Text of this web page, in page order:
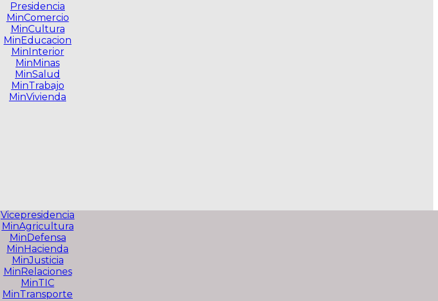
Presidencia
MinComercio
MinCultura
MinEducacion
MinInterior
MinMinas
MinSalud
MinTrabajo
MinVivienda
Vicepresidencia
MinAgricultura
MinDefensa
MinHacienda
MinJusticia
MinRelaciones
MinTIC
MinTransporte